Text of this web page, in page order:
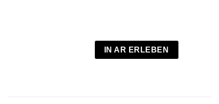
IN AR ERLEBEN